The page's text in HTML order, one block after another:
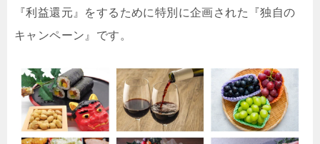
『利益還元』をするために特別に企画された『独自の
キャンペーン』です。